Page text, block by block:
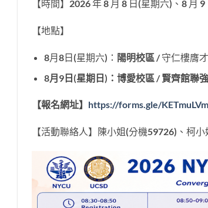
【時間】2026 年 8 月 8 日(星期六)、8 月
【地點】
8月8日(星期六)： 陽明校區 / 守仁樓膺
8月9日(星期日)：博愛校區 / 賢齊館聯
【報名網址】 https://forms.gle/
【活動聯絡人】陳小姐(分機59726)、柯